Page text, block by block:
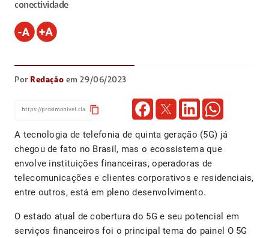
conectividade
Por Redação em 29/06/2023
content_copy
A tecnologia de telefonia de quinta geração (5G) já
chegou de fato no Brasil, mas o ecossistema que
envolve instituições financeiras, operadoras de
telecomunicações e clientes corporativos e residenciais,
entre outros, está em pleno desenvolvimento.
O estado atual de cobertura do 5G e seu potencial em
serviços financeiros foi o principal tema do painel O 5G